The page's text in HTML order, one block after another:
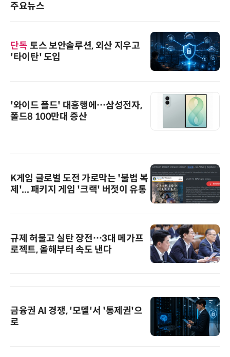
주요뉴스
단독 토스 보안솔루션, 외산 지우고
'타이탄' 도입
'와이드 폴드' 대흥행에…삼성전자,
폴드8 100만대 증산
K게임 글로벌 도전 가로막는 '불법 복
제'... 패키지 게임 '크랙' 버젓이 유통
규제 허물고 실탄 장전…3대 메가프
로젝트, 올해부터 속도 낸다
금융권 AI 경쟁, '모델'서 '통제권'으
로